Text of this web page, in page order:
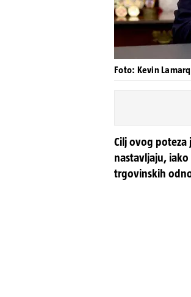
Foto: Kevin
Cilj ovog
nastavljaju,
trgovinskih